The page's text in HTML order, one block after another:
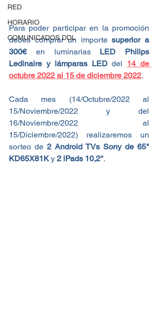
RED
HORARIO
COMUNICADOS DDL
Para poder participar en la promoción
debes comprar un importe superior a
300€ en luminarias
LED Philips
Ledinaire y lámparas LED del 14 de
octubre 2022 al 15 de diciembre 2022.
Cada mes (14/Octubre/2022 al
15/Noviembre/2022 y del
16/Noviembre/2022 al
15/Diciembre/2022) realizaremos un
sorteo de 2 Android TVs Sony de 65"
KD65X81K y 2 iPads 10,2''.